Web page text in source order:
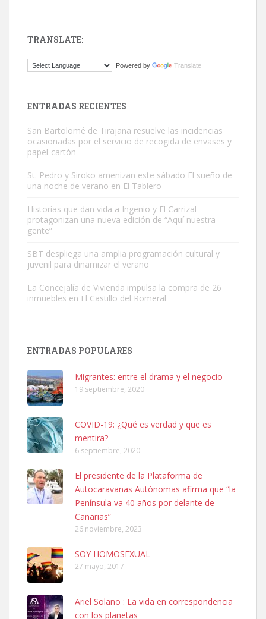
El ayuntamiento se va a llevar a Los Gatos callejeros de la zona los
Este gato macho ha aparecido en la calle hace menos de un mes,
es muy manso y extremadamente cari...
Leales.org » Gran Canaria
Leales.org » Gran Canaria
SHIBA PERDIDO AVDA JOSE MESA Y LOPEZ
PERRO MACHO RAZA SHIBA CON MICROCHIP PERDIDO HOY
06/07/2025 ZONA MESA Y LOPEZ. ES MUY ASUSTADIZO
Leales.org » Gran Canaria
6.7.2025
Ninfa perdida
TRANSLATE:
Powered by Translate
ENTRADAS RECIENTES
San Bartolomé de Tirajana resuelve las incidencias
ocasionadas por el servicio de recogida de envases y
papel-cartón
St. Pedro y Siroko amenizan este sábado El sueño de
una noche de verano en El Tablero
Historias que dan vida a Ingenio y El Carrizal
protagonizan una nueva edición de “Aquí nuestra
gente”
SBT despliega una amplia programación cultural y
juvenil para dinamizar el verano
La Concejalía de Vivienda impulsa la compra de 26
inmuebles en El Castillo del Romeral
ENTRADAS POPULARES
Migrantes: entre el drama y el negocio
19 septiembre, 2020
COVID-19: ¿Qué es verdad y que es
mentira?
6 septiembre, 2020
El presidente de la Plataforma de
Autocaravanas Autónomas afirma que “la
Península va 40 años por delante de
Canarias”
26 noviembre, 2023
SOY HOMOSEXUAL
27 mayo, 2017
Ariel Solano : La vida en correspondencia
con los planetas